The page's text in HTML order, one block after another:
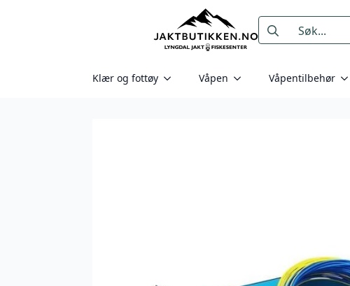
Search
for:
Klær og fottøy Våpen Våpentilbehør